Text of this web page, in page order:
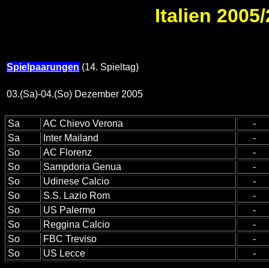
Italien
Spielpaarungen (14. Spieltag)
03.(Sa)-04.(So) Dezember 2005
Sa AC Chievo Verona
-
Sa
Inter Mailand
-
So
AC Florenz
-
So
Sampdoria Genua
-
So
Udinese Calcio
-
So
S.S. Lazio Rom
-
So
US Palermo
-
So
Reggina Calcio
-
So
FBC Treviso
-
So
US Lecce -